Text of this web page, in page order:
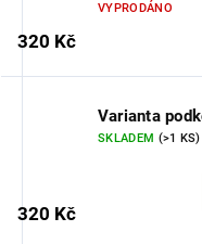
VYPRODÁNO
320 Kč
Varianta
SKLADEM (>1 KS)
320 Kč